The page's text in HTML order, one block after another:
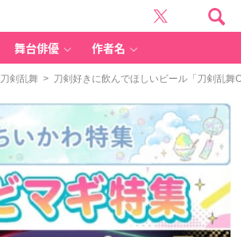
舞台俳優 作者名
刀剣乱舞 > 刀剣好きに飲んでほしいビール「刀剣乱舞